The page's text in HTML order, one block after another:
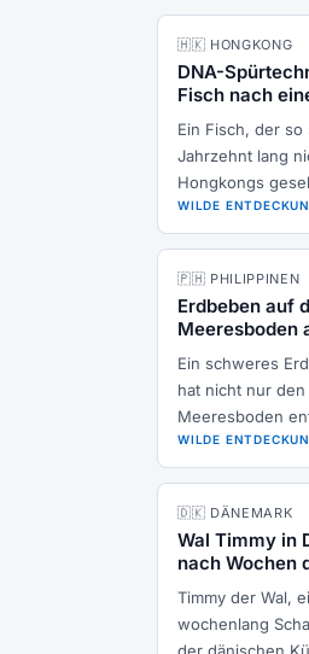
🇭🇰 HONGKONG
DNA-
Fisch nach
Ein Fisch, der
Jahrzehnt lang
Hongkongs
WILDE
🇵🇭 PHILIPPINEN
Erdbeben auf
Meeresboden
aus
Ein schweres
hat nicht nur
Meeresboden
WILDE
🇩🇰 DÄNEMARK
Wal Timmy in
nach Wochen
Timmy der Wal,
wochenlang